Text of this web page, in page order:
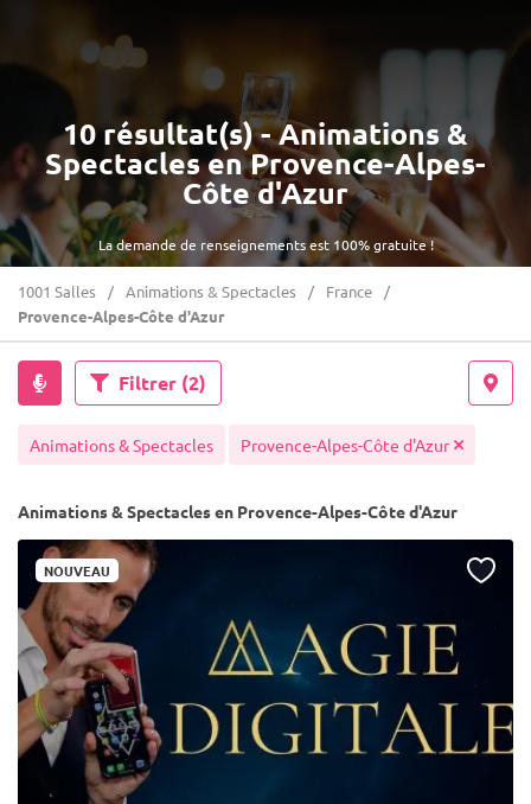
La demande de renseignements est 100% gratuite !
10 résultat(s) - Animations &
Spectacles en Provence-Alpes-
Côte d'Azur
1001 Salles Animations & Spectacles
France
Provence-Alpes-Côte d'Azur
Filtrer (2)
Animations & Spectacles Provence-Alpes-Côte d'Azur
Animations & Spectacles en Provence-Alpes-Côte d'Azur
NOUVEAU